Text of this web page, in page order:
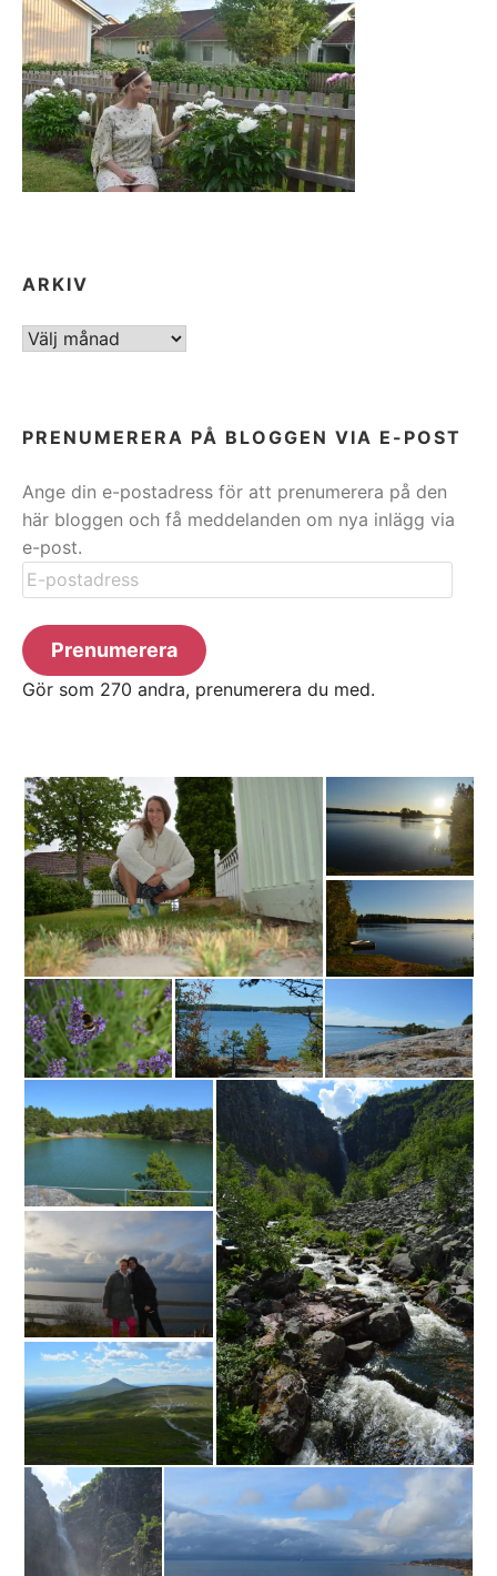
ARKIV
ARKIV
PRENUMERERA PÅ BLOGGEN VIA E-POST
Ange din e-postadress för att prenumerera på den
här bloggen och få meddelanden om nya inlägg via
e-post.
E-
postadress
Prenumerera
Gör som 270 andra, prenumerera du med.